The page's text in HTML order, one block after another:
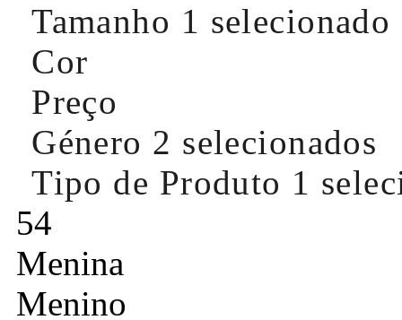
Tamanho 1 selecionado
Cor
Preço
Género 2 selecionados
Tipo de Produto 1
54
Menina
Menino